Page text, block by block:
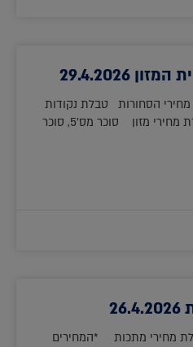
29.4.2026
הסחורות טבלת נקודות
פרוורד טבלת ריביות סקירת מחירי מזון סוכר מס'5, סוכר
מחירי מתכות *המחירים